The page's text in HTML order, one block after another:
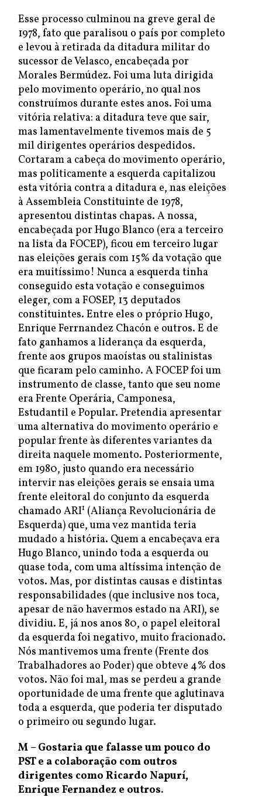
Esse processo culminou na greve geral de
1978, fato que paralisou o país por completo
e levou à retirada da ditadura militar do
sucessor de Velasco, encabeçada por
Morales Bermúdez. Foi uma luta dirigida
pelo movimento operário, no qual nos
construímos durante estes anos. Foi uma
vitória relativa: a ditadura teve que sair,
mas lamentavelmente tivemos mais de 5
mil dirigentes operários despedidos.
Cortaram a cabeça do movimento operário,
mas politicamente a esquerda capitalizou
esta vitória contra a ditadura e, nas eleições
à Assembleia Constituinte de 1978,
apresentou distintas chapas. A nossa,
encabeçada por Hugo Blanco (era a terceiro
na lista da FOCEP), ficou em terceiro lugar
nas eleições gerais com 15% da votação que
era muitíssimo! Nunca a esquerda tinha
conseguido esta votação e conseguimos
eleger, com a FOSEP, 13 deputados
constituintes. Entre eles o próprio Hugo,
Enrique Ferrnandez Chacón e outros. E de
fato ganhamos a liderança da esquerda,
frente aos grupos maoístas ou stalinistas
que ficaram pelo caminho. A FOCEP foi um
instrumento de classe, tanto que seu nome
era Frente Operária, Camponesa,
Estudantil e Popular. Pretendia apresentar
uma alternativa do movimento operário e
popular frente às diferentes variantes da
direita naquele momento. Posteriormente,
em 1980, justo quando era necessário
intervir nas eleições gerais se ensaia uma
frente eleitoral do conjunto da esquerda
chamado ARI1 (Aliança Revolucionária de
Esquerda) que, uma vez mantida teria
mudado a história. Quem a encabeçava era
Hugo Blanco, unindo toda a esquerda ou
quase toda, com uma altíssima intenção de
votos. Mas, por distintas causas e distintas
responsabilidades (que inclusive nos toca,
apesar de não havermos estado na ARI), se
dividiu. E, já nos anos 80, o papel eleitoral
da esquerda foi negativo, muito fracionado.
Nós mantivemos uma frente (Frente dos
Trabalhadores ao Poder) que obteve 4% dos
votos. Não foi mal, mas se perdeu a grande
oportunidade de uma frente que aglutinava
toda a esquerda, que poderia ter disputado
o primeiro ou segundo lugar.
M – Gostaria que falasse um pouco do
PST e a colaboração com outros
dirigentes como Ricardo Napurí,
Enrique Fernandez e outros.